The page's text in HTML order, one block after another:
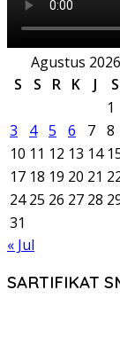
Agustus 2026
S
S R K J S
1
3
4 5 6 7 8
10 11 12 13 14
17 18 19 20 21
24 25 26 27 28
31
« Jul
SARTIFIKAT